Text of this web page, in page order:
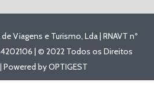
Viagens e Turismo, Lda | RNAVT nº
| © 2022 Todos os Direitos
Powered byOPTIGEST